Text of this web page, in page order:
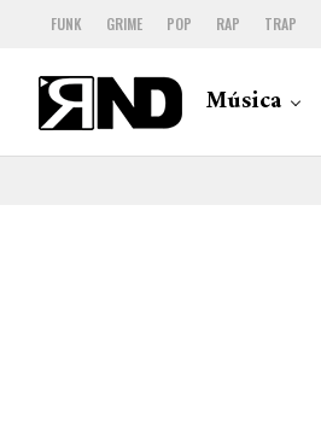
FUNK GRIME POP RAP TRAP
Música